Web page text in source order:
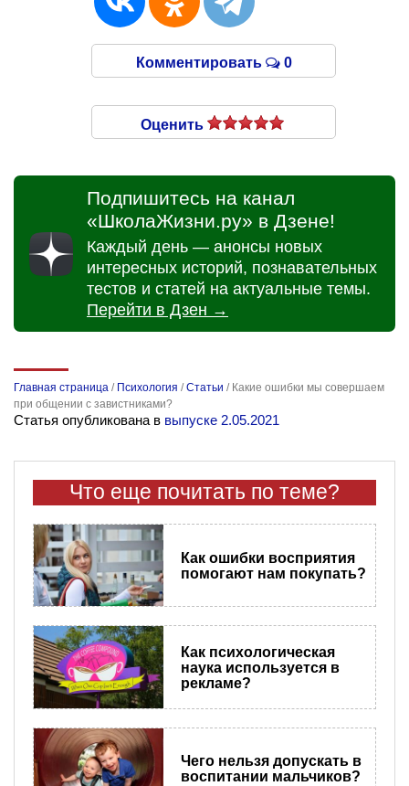
Комментировать 0
Оценить
Подпишитесь на канал
«ШколаЖизни.ру» в Дзене!
Каждый день — анонсы новых
интересных историй, познавательных
тестов и статей на актуальные темы.
Перейти в Дзен →
Главная страница / Психология /Статьи / Какие ошибки мы совершаем
при общении с завистниками?
Статья опубликована в выпуске 2.05.2021
Что еще почитать по теме?
Как ошибки восприятия
помогают нам покупать?
Как психологическая
наука используется в
рекламе?
Чего нельзя допускать в
воспитании мальчиков?